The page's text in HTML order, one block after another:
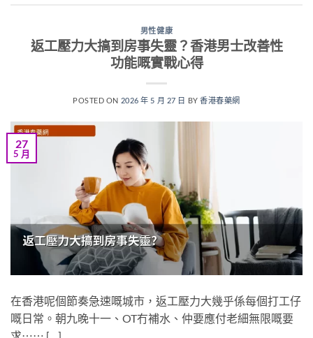
男性健康
返工壓力大搞到房事失靈？香港男士改善性
功能嘅實戰心得
POSTED ON 2026 年 5 月 27 日 BY香港春藥網
27
5 月
在香港呢個節奏急速嘅城市，返工壓力大幾乎係每個打工仔
嘅日常。朝九晚十一、OT冇補水、仲要應付老細無限嘅要